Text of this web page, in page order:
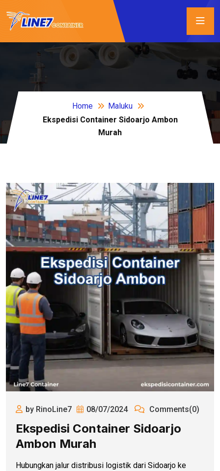
Home
Maluku
Ekspedisi Container Sidoarjo Ambon
Murah
by RinoLine7 08/07/2024 Comments(0)
Ekspedisi Container Sidoarjo
Ambon Murah
Hubungkan jalur distribusi logistik dari Sidoarjo ke